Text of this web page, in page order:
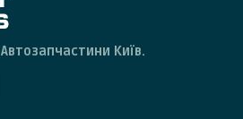
Київ.